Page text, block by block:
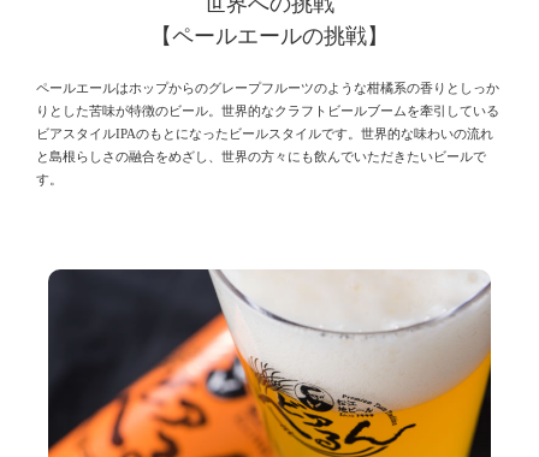
【ペールエールの挑戦】
ペールエールはホップからのグレープフルーツのような柑橘系の香りとしっか
りとした苦味が特徴のビール。世界的なクラフトビールブームを牽引している
ビアスタイルIPAのもとになったビールスタイルです。世界的な味わいの流れ
と島根らしさの融合をめざし、世界の方々にも飲んでいただきたいビールで
す。